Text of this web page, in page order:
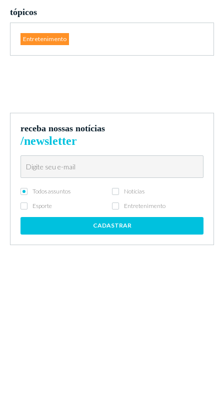
tópicos
Entretenimento
receba nossas notícias
/newsletter
Todos assuntos
Notícias
Esporte
Entretenimento
CADASTRAR